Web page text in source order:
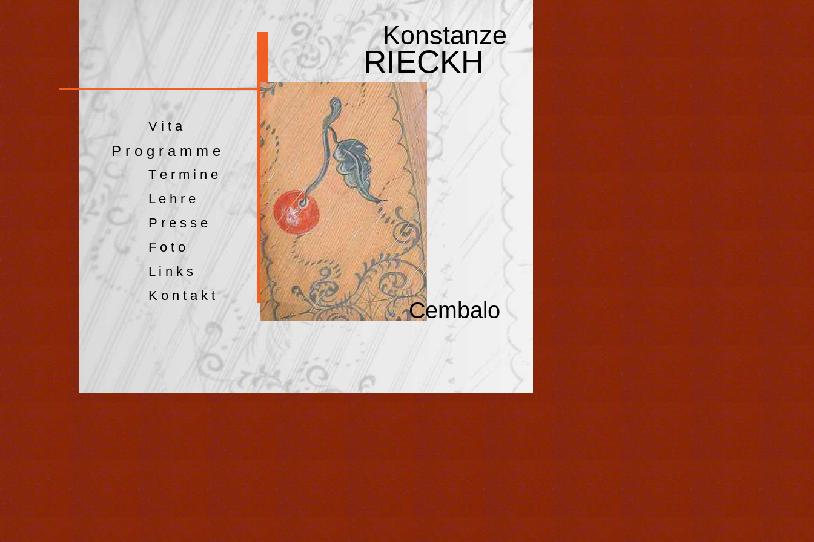
V i t a
P r o g r a m m e
T e r m i n e
L e h r e
P r e s s e
F o t o
L i n k s
K o n t a k t
Konstanze
RIECKH
Cembalo